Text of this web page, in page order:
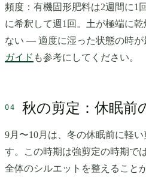
頻度：有機固形肥料は2週間に1
に希釈して週1回。土が極端に
ない — 適度に湿った状態の時が
ガイド も参考にしてください。
秋の剪定：休眠前
9月〜10月は、冬の休眠前に軽
す。この時期は強剪定の時期で
全体のシルエットを整えること